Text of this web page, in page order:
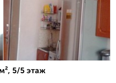
5/5 этаж